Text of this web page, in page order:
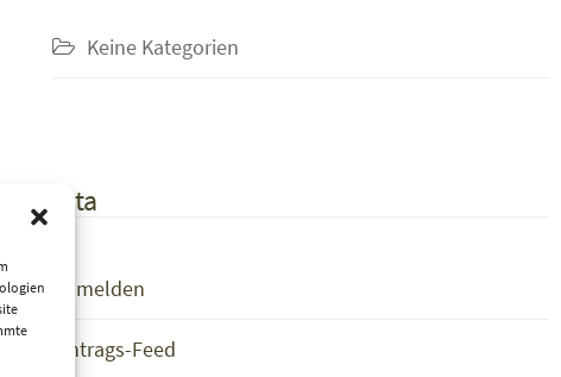
Keine Kategorien
Meta
Anmelden
Eintrags-Feed